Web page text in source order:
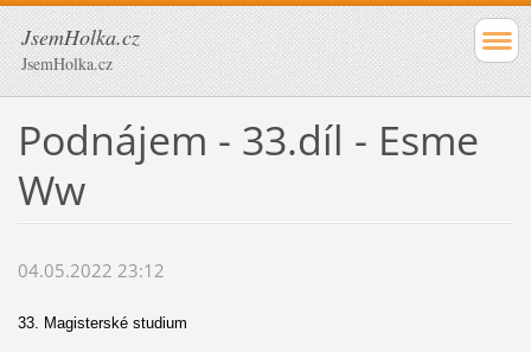
JsemHolka.cz
JsemHolka.cz
Podnájem - 33.díl - Esme
Ww
04.05.2022 23:12
33. Magisterské studium